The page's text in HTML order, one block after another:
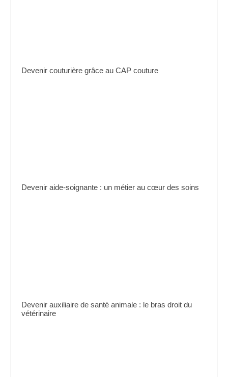
Devenir couturière grâce au CAP couture
Devenir aide-soignante : un métier au cœur des soins
Devenir auxiliaire de santé animale : le bras droit du
vétérinaire